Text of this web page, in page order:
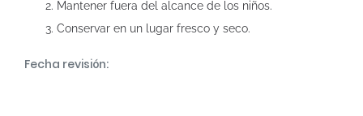
Mantener fuera del alcance de los niños.
Conservar en un lugar fresco y seco.
Fecha revisión: